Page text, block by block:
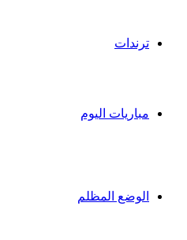
ترندات
مباريات اليوم
الوضع المظلم